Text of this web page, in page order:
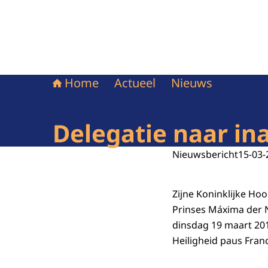
Home Actueel Nieuws
Delegatie naar
Nieuwsbericht15-
Zijne Koninklijke
Prinses Máxima der
dinsdag 19 maart
Heiligheid paus